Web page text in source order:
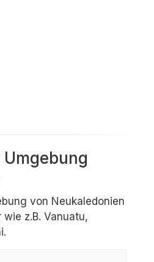
von Neukaledonien
z.B. Vanuatu,